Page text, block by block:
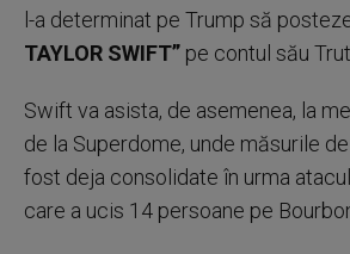
l-a determinat pe Trump să
TAYLOR SWIFT” pe contul său
Swift va asista, de asemenea, la
de la Superdome, unde măsurile
fost deja consolidate în urma
care a ucis 14 persoane pe